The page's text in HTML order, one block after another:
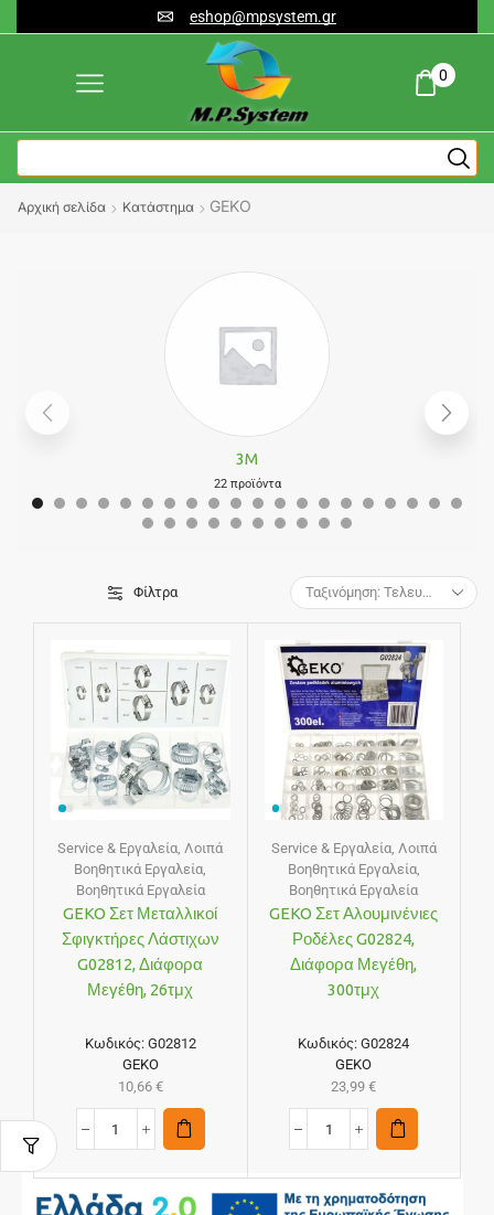
eshop@mpsystem.gr
0
Αρχική σελίδα Κατάστημα GEKO
3M
22 προϊόντα
Φίλτρα
Service & Εργαλεία Λοιπά
Βοηθητικά Εργαλεία
Βοηθητικά Εργαλεία
GEKO Σετ Μεταλλικοί
Σφιγκτήρες Λάστιχων
G02812, Διάφορα
Μεγέθη, 26τμχ
Κωδικός: G02812
GEKO
10,66 €
Service & Εργαλεία, Λοιπά
Βοηθητικά Εργαλεία,
Βοηθητικά Εργαλεία
GEKO Σετ Αλουμινένιες
Ροδέλες G02824,
Διάφορα Μεγέθη,
300τμχ
Κωδικός:G02824
GEKO
23,99€